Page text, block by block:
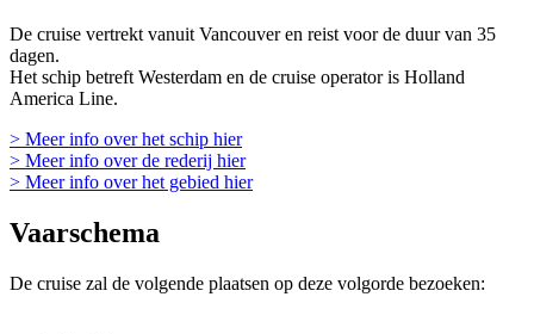
De cruise vertrekt vanuit Vancouver en reist voor de duur van 35
dagen.
Het schip betreft Westerdam en de cruise operator is Holland
America Line.
> Meer info over het schip hier
> Meer info over de rederij hier
> Meer info over het gebied hier
Vaarschema
De cruise zal de volgende plaatsen op deze volgorde bezoeken: